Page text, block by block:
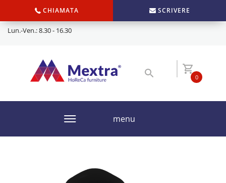
CHIAMATA SCRIVERE
Lun.-Ven.: 8.30 - 16.30
0
menu